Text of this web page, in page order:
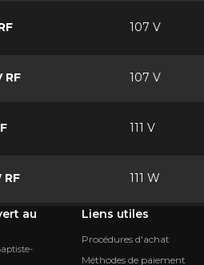
107 V
RF 107 V
111 V
RF 111 W
au
Liens utiles
Procédures d'achat
Méthodes de paiement